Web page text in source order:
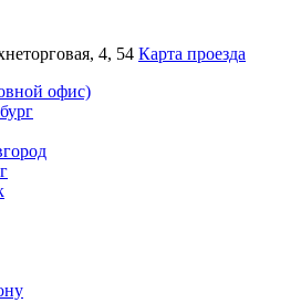
4, 54 Карта проезда
офис)